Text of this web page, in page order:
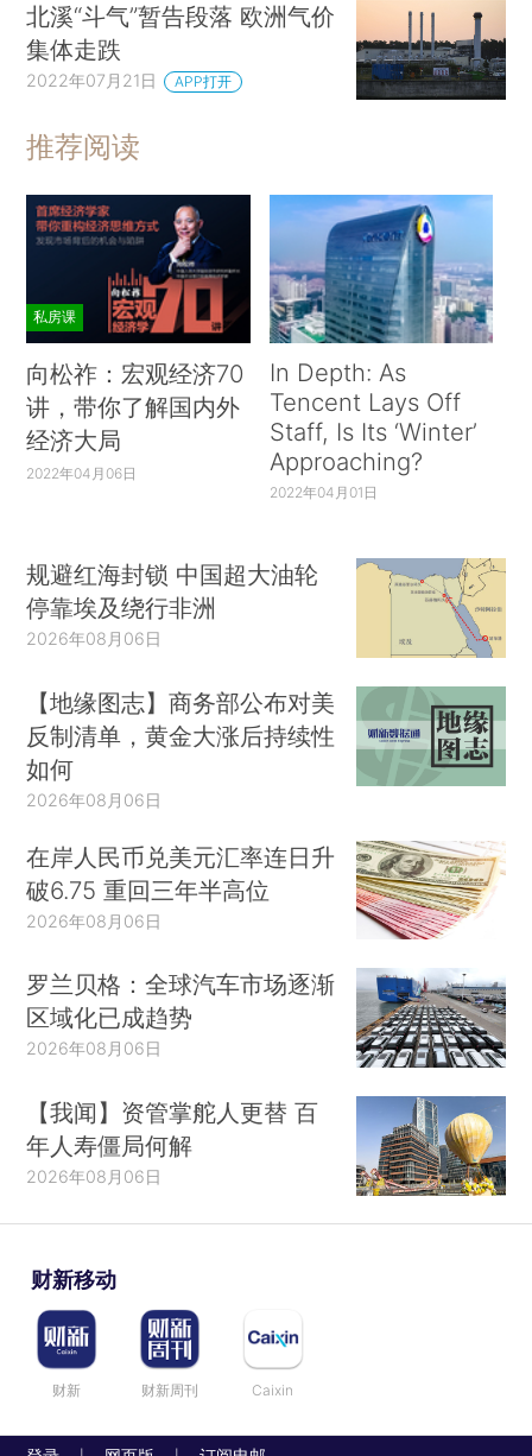
北溪“斗气”暂告段落 欧洲气价
集体走跌
2022年07月21日 APP打开
推荐阅读
私房课
向松祚：宏观经济70
讲，带你了解国内外
经济大局
2022年04月06日
In Depth: As
Tencent Lays Off
Staff, Is Its ‘Winter’
Approaching?
2022年04月01日
规避红海封锁 中国超大油轮
停靠埃及绕行非洲
2026年08月06日
【地缘图志】商务部公布对美
反制清单，黄金大涨后持续性
如何
2026年08月06日
在岸人民币兑美元汇率连日升
破6.75 重回三年半高位
2026年08月06日
罗兰贝格：全球汽车市场逐渐
区域化已成趋势
2026年08月06日
【我闻】资管掌舵人更替 百
年人寿僵局何解
2026年08月06日
财新移动
财新 财新周刊 Caixin